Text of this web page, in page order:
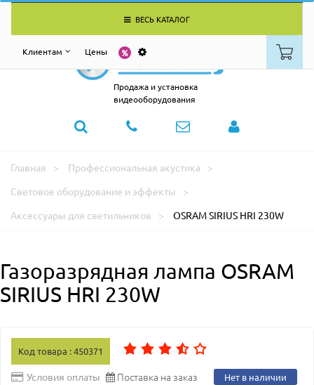
ВЕСЬ КАТАЛОГ
Клиентам Цены
Продажа и установка
видеооборудования
Главная
Профессиональная акустика
Световое оборудование и эффекты
Аксессуары для светильников
OSRAM SIRIUS HRI 230W
Газоразрядная лампа OSRAM
SIRIUS HRI 230W
Код товара : 450371
Условия оплаты Поставка на заказ Нет в наличии